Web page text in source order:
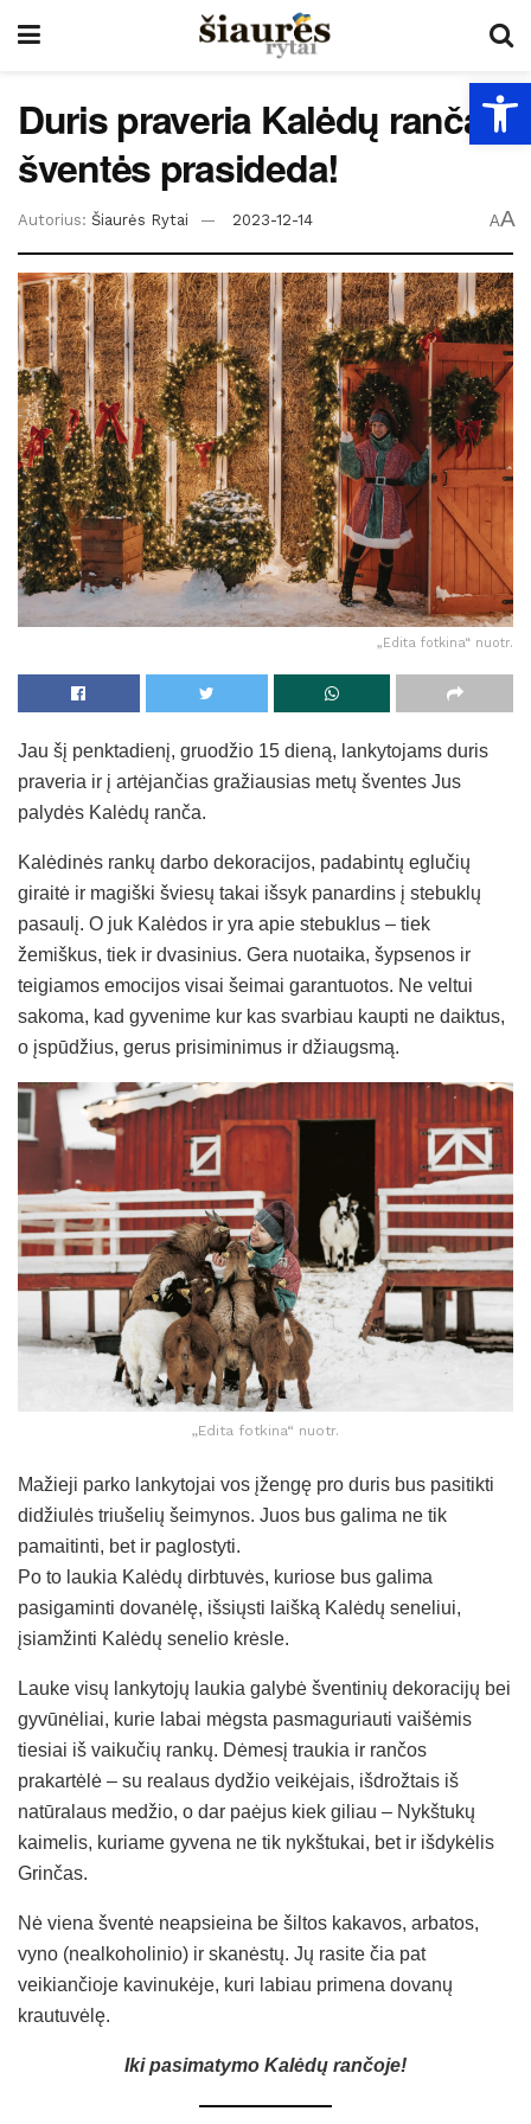
Duris praveria Kalėdų ranča –
šventės prasideda!
Autorius: Šiaurės Rytai 2023-12-14 AA
„Edita fotkina“ nuotr.
Jau šį penktadienį, gruodžio 15 dieną, lankytojams duris
praveria ir į artėjančias gražiausias metų šventes Jus
palydės Kalėdų ranča.
Kalėdinės rankų darbo dekoracijos, padabintų eglučių
giraitė ir magiški šviesų takai išsyk panardins į stebuklų
pasaulį. O juk Kalėdos ir yra apie stebuklus – tiek
žemiškus, tiek ir dvasinius. Gera nuotaika, šypsenos ir
teigiamos emocijos visai šeimai garantuotos. Ne veltui
sakoma, kad gyvenime kur kas svarbiau kaupti ne daiktus,
o įspūdžius, gerus prisiminimus ir džiaugsmą.
„Edita fotkina“ nuotr.
Mažieji parko lankytojai vos įžengę pro duris bus pasitikti
didžiulės triušelių šeimynos. Juos bus galima ne tik
pamaitinti, bet ir paglostyti.
Po to laukia Kalėdų dirbtuvės, kuriose bus galima
pasigaminti dovanėlę, išsiųsti laišką Kalėdų seneliui,
įsiamžinti Kalėdų senelio krėsle.
Lauke visų lankytojų laukia galybė šventinių dekoracijų bei
gyvūnėliai, kurie labai mėgsta pasmaguriauti vaišėmis
tiesiai iš vaikučių rankų. Dėmesį traukia ir rančos
prakartėlė – su realaus dydžio veikėjais, išdrožtais iš
natūralaus medžio, o dar paėjus kiek giliau – Nykštukų
kaimelis, kuriame gyvena ne tik nykštukai, bet ir išdykėlis
Grinčas.
Nė viena šventė neapsieina be šiltos kakavos, arbatos,
vyno (nealkoholinio) ir skanėstų. Jų rasite čia pat
veikiančioje kavinukėje, kuri labiau primena dovanų
krautuvėlę.
Iki pasimatymo Kalėdų rančoje!